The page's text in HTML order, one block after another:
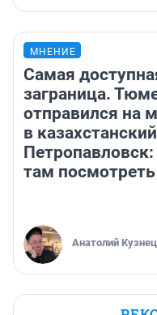
МНЕНИЕ
Самая
заграница.
отправился на
в казахстанский
Петропавловск:
там посмотреть
Анатолий